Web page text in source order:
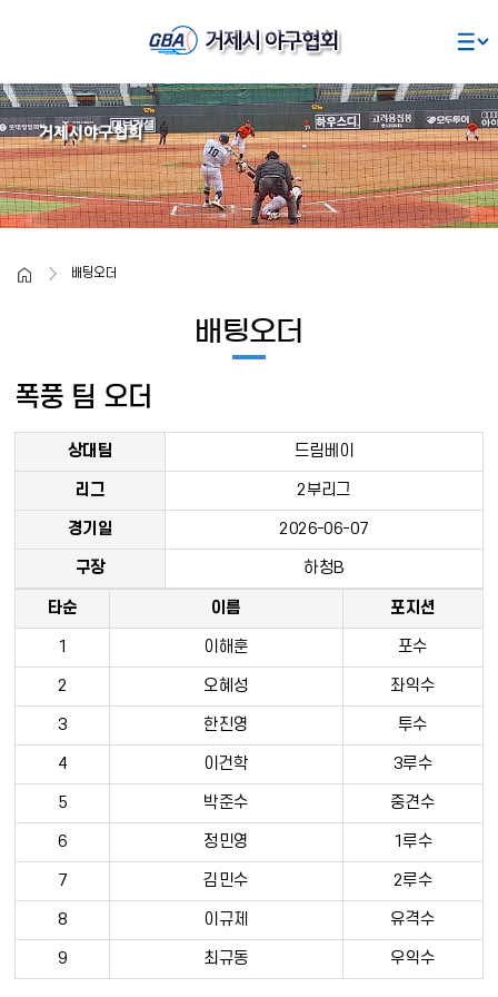
home 배팅오더
배팅오더
폭풍 팀 오더
상대팀 드림베이
리그 2부리그
경기일 2026-06-07
구장 하청B
타순 이름 포지션
1 이해훈 포수
2 오혜성 좌익수
3 한진영 투수
4 이건학 3루수
5 박준수 중견수
6 정민영 1루수
7 김민수 2루수
8 이규제 유격수
9 최규동 우익수